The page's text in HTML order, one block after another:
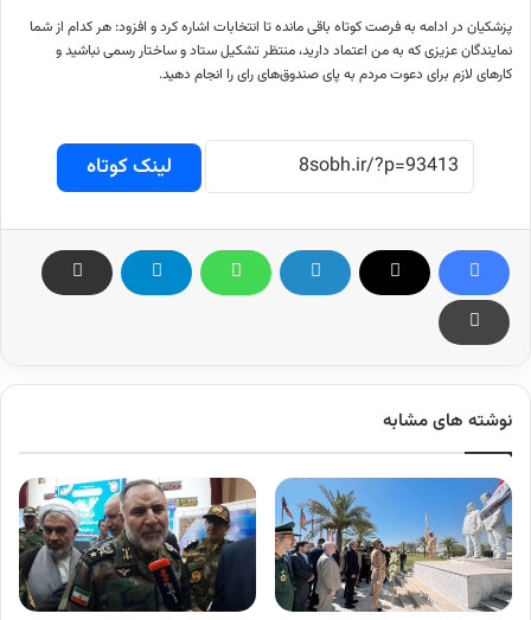
پزشکیان در ادامه به فرصت کوتاه باقی مانده تا انتخابات اشاره کرد و افزود: هر کدام از شما
نمایندگان عزیزی که به من اعتماد دارید، منتظر تشکیل ستاد و ساختار رسمی نباشید و
کارهای لازم برای دعوت مردم به پای صندوق‌های رای را انجام دهید.
لینک کوتاه
نوشته های مشابه